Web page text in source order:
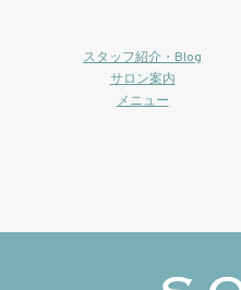
スタッフ紹介・Blog
サロン案内
メニュー